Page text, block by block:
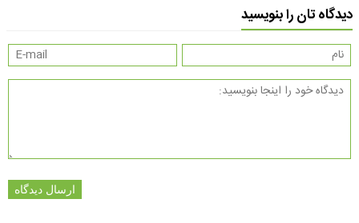
دیدگاه تان را بنویسید
ارسال دیدگاه